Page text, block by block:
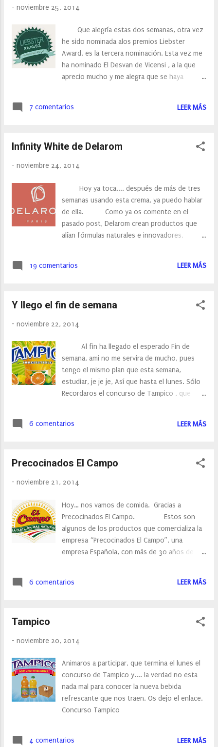
- noviembre 25, 2014
Que alegría estas dos semanas, otra vez
he sido nominada alos premios Liebster
Award, es la tercera nominación. Esta vez me
ha nominado El Desvan de Vicensi , a la que
aprecio mucho y me alegra que se haya
premio se otorga entre bloggers … a blogs
seguidores, pero aún me queda un poco y
conocer y conocer más blogs. Ya sabéis,
unas normas que hay que cumplir. Estas son:
Agradecer el premio a quién te nominó,
mencionar su blog y seguirlo, que ya lo hacía
Nominar a un total de 5,11 ó 20 Blogs
Responder a las 11 preguntas que te hacen.
ha concedido el premio. ...
7 comentarios LEER MÁS
Infinity White de Delarom
- noviembre 24, 2014
Hoy ya toca.... después de más de tres
semanas usando esta crema, ya puedo hablar
de ella. Como ya os comente en el
pasado post, Delarom crean productos que
alían fórmulas naturales e innovadores,
cosméticos para el rostro y el cuerpo.
Delarom, que obtiene sus ingredientes y
mediterránea: naranja, sésamo, alabaricoque,
componentes activos únicos. Las
extractos vegetales, naturales o bio, con el
fin de conseguir un producto: el más natural y
eficaz posible. Es por ello que Delarom
fenoxietanol, silicon...
19 comentarios LEER MÁS
Y llego el fin de semana
- noviembre 22, 2014
Al fin ha llegado el esperado Fin de
semana, ami no me servira de mucho, pues
tengo el mismo plan que esta semana,
estudiar, je je je, Así que hasta el lunes. Sólo
Recordaros el concurso de Tampico , que
que os gustará. Un saludo y Buen Fin de
6 comentarios LEER MÁS
Precocinados El Campo
- noviembre 21, 2014
Hoy… nos vamos de comida. Gracias a
Precocinados El Campo. Estos son
algunos de los productos que comercializa la
empresa “Precocinados El Campo”, una
empresa Española, con más de 30 años de
embargo su trayectoria profesional ha
vida saludable. De ese propósito nació la
iniciativa social que la empresa lleva
desarrollando desde 2011. A través de
esta iniciativa, El Campo informa sobre las
múltiples posibilidades de los productos
naturales a la hora de cocinar y anima a
creatividad y la im...
6 comentarios LEER MÁS
Tampico
- noviembre 20, 2014
Animaros a participar, que termina el lunes el
concurso de Tampico y.... la verdad no esta
nada mal para conocer la nueva bebida
refrescante que nos traen. Os dejo el enlace.
Concurso Tampico
4 comentarios LEER MÁS